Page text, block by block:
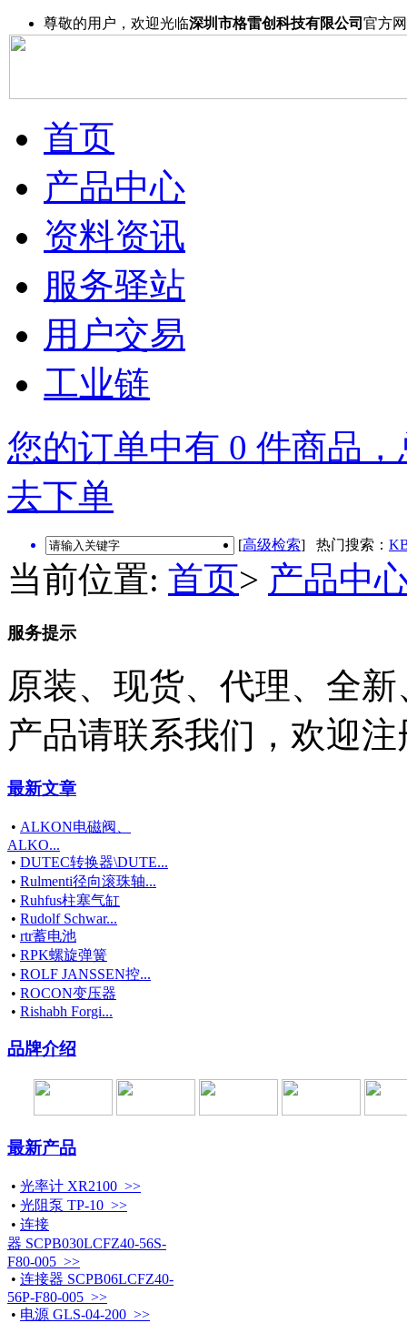
尊敬的用户，欢迎光临深圳市格雷创科技有限公司 官方
首页
产品中心
资料资讯
服务驿站
用户交易
工业链
您的订单中有 0 件商品
去下单
[高级检索] 热门搜索：
当前位置: 首页> 产品中
服务提示
原装、现货、代理、全
产品请联系我们，欢迎
最新文章
• ALKON电磁阀、
ALKO...
• DUTEC转换器\DUTE...
• Rulmenti径向滚珠轴...
• Ruhfus柱塞气缸
• Rudolf Schwar...
• rtr蓄电池
• RPK螺旋弹簧
• ROLF JANSSEN控...
• ROCON变压器
• Rishabh Forgi...
品牌介绍
最新产品
• 光率计 XR2100 >>
• 光阻泵 TP-10 >>
• 连接
器 SCPB030LCFZ40-56S-
F80-005 >>
• 连接器 SCPB06LCFZ40-
56P-F80-005 >>
• 电源 GLS-04-200 >>